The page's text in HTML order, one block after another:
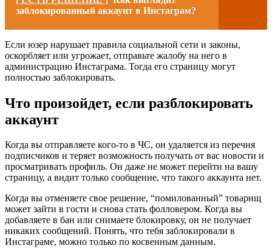
заблокированный аккаунт в Инстаграм?
Если юзер нарушает правила социальной сети и законы,
оскорбляет или угрожает, отправьте жалобу на него в
администрацию Инстаграма. Тогда его страницу могут
полностью заблокировать.
Что произойдет, если разблокировать
аккаунт
Когда вы отправляете кого-то в ЧС, он удаляется из перечня
подписчиков и теряет возможность получать от вас новости и
просматривать профиль. Он даже не может перейти на вашу
страницу, а видит только сообщение, что такого аккаунта нет.
Когда вы отменяете свое решение, “помилованный” товарищ
может зайти в гости и снова стать фолловером. Когда вы
добавляете в бан или снимаете блокировку, он не получает
никаких сообщений. Понять, что тебя заблокировали в
Инстаграме, можно только по косвенным данным.